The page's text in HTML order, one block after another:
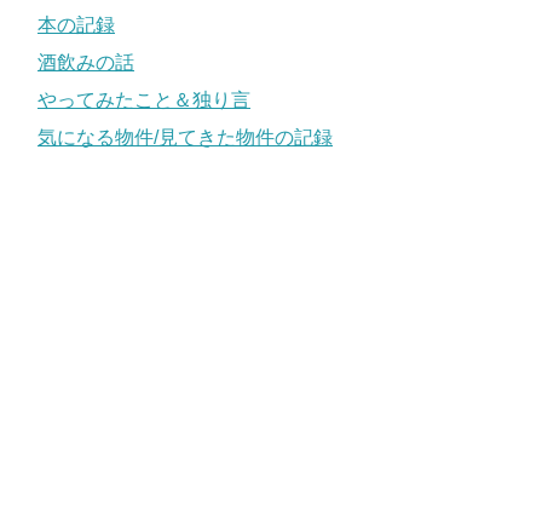
本の記録
酒飲みの話
やってみたこと＆独り言
気になる物件/見てきた物件の記録